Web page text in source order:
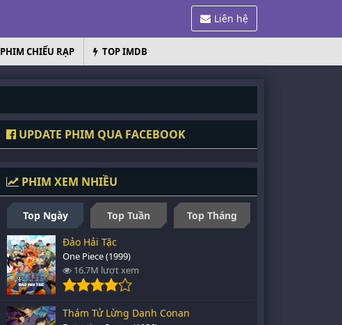
Liên hệ
PHIM CHIẾU RẠP TOP IMDB
UPDATE PHIM QUA FACEBOOK
PHIM XEM NHIỀU
Top Ngày Top Tuần
Top Tháng
Đảo Hải Tặc
One Piece (1999)
16.7M lượt xem
Thám Tử Lừng Danh Conan